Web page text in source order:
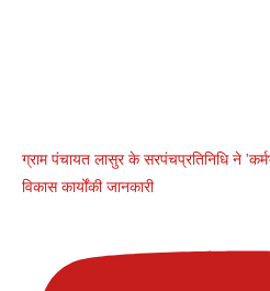
ग्राम पंचायत लासुर के सरपंचप्रतिनिधि ने
विकास कार्योंकी जानकारी